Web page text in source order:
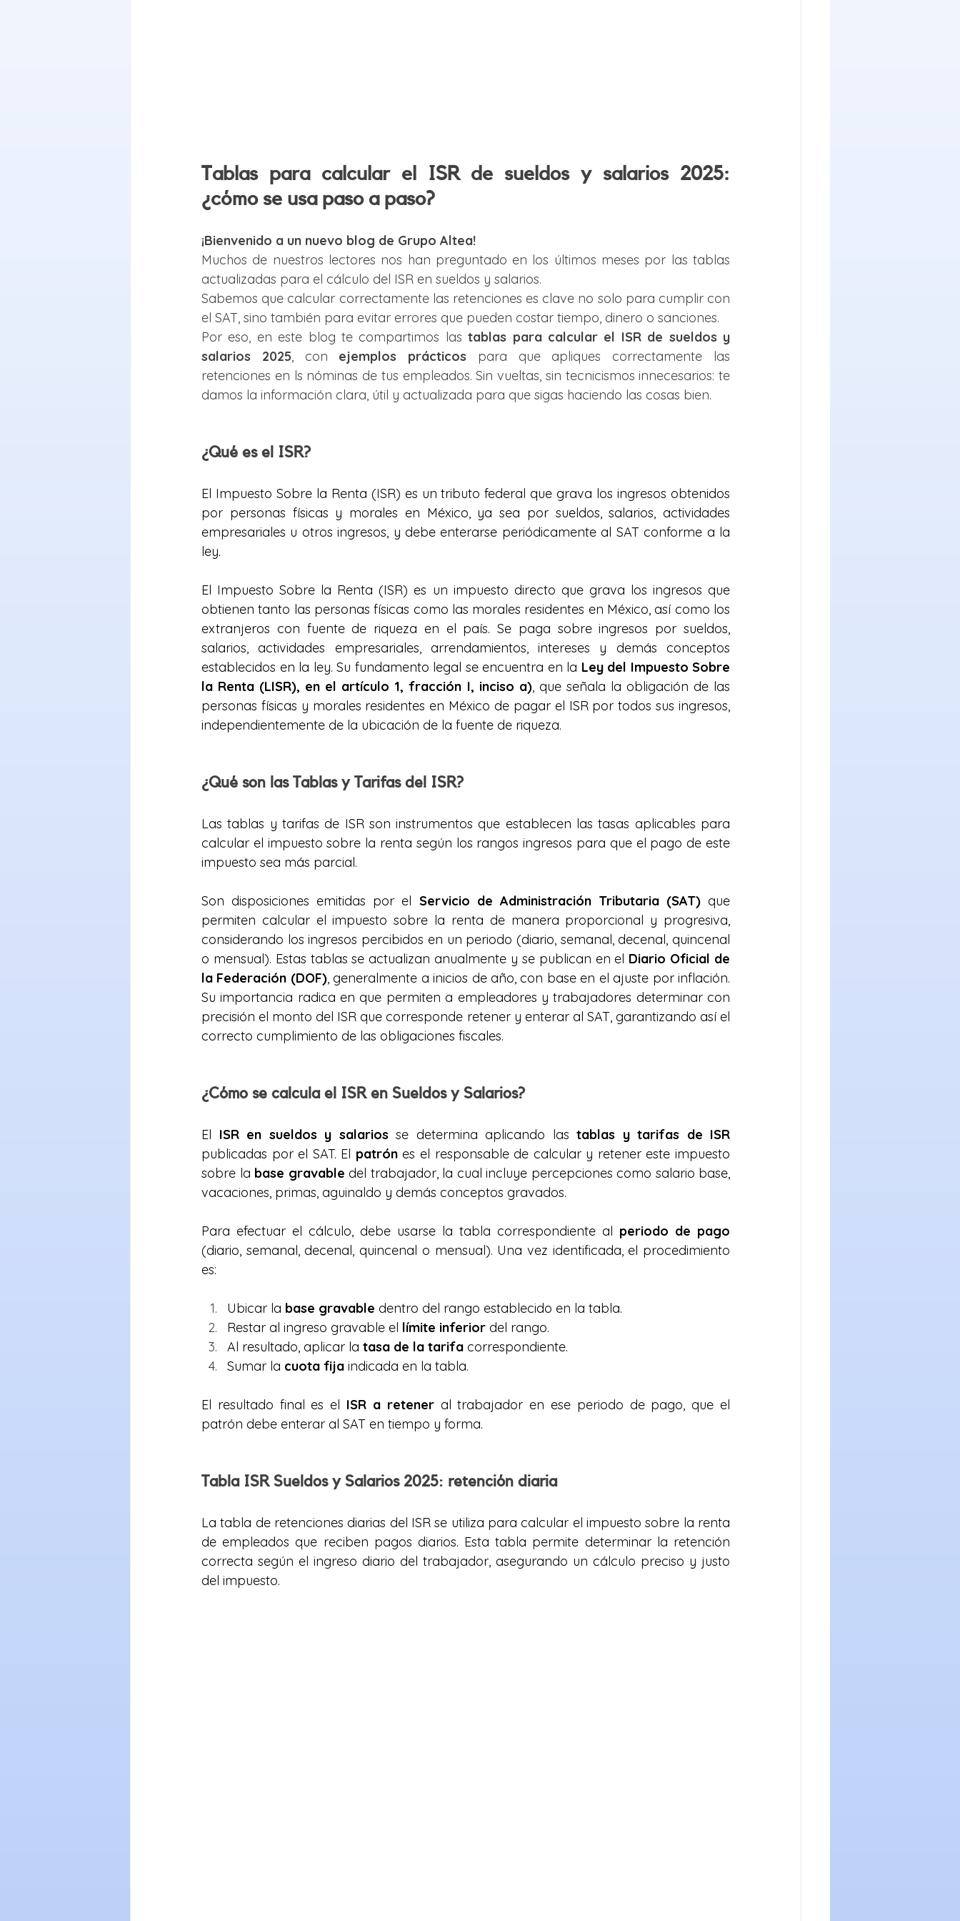
Tablas para calcular el ISR de sueldos y salarios 2025:
¿cómo se usa paso a paso?
¡Bienvenido a un nuevo blog de Grupo Altea!
Muchos de nuestros lectores nos han preguntado en los últimos meses por las tablas
actualizadas para el cálculo del ISR en sueldos y salarios.
Sabemos que calcular correctamente las retenciones es clave no solo para cumplir con
el SAT, sino también para evitar errores que pueden costar tiempo, dinero o sanciones.
Por eso, en este blog te compartimos las tablas para calcular el ISR de sueldos y
salarios 2025, con ejemplos prácticos para que apliques correctamente las
retenciones en ls nóminas de tus empleados. Sin vueltas, sin tecnicismos innecesarios: te
damos la información clara, útil y actualizada para que sigas haciendo las cosas bien.
¿Qué es el ISR?
El Impuesto Sobre la Renta (ISR) es un tributo federal que grava los ingresos obtenidos
por personas físicas y morales en México, ya sea por sueldos, salarios, actividades
empresariales u otros ingresos, y debe enterarse periódicamente al SAT conforme a la
ley.
El Impuesto Sobre la Renta (ISR) es un impuesto directo que grava los ingresos que
obtienen tanto las personas físicas como las morales residentes en México, así como los
extranjeros con fuente de riqueza en el país. Se paga sobre ingresos por sueldos,
salarios, actividades empresariales, arrendamientos, intereses y demás conceptos
establecidos en la ley. Su fundamento legal se encuentra en la Ley del Impuesto Sobre
la Renta (LISR), en el artículo 1, fracción I, inciso a), que señala la obligación de las
personas físicas y morales residentes en México de pagar el ISR por todos sus ingresos,
independientemente de la ubicación de la fuente de riqueza.
¿Qué son las Tablas y Tarifas del ISR?
Las tablas y tarifas de ISR son instrumentos que establecen las tasas aplicables para
calcular el impuesto sobre la renta según los rangos ingresos para que el pago de este
impuesto sea más parcial.
Son disposiciones emitidas por el Servicio de Administración Tributaria (SAT) que
permiten calcular el impuesto sobre la renta de manera proporcional y progresiva,
considerando los ingresos percibidos en un periodo (diario, semanal, decenal, quincenal
o mensual). Estas tablas se actualizan anualmente y se publican en el Diario Oficial de
la Federación (DOF), generalmente a inicios de año, con base en el ajuste por inflación.
Su importancia radica en que permiten a empleadores y trabajadores determinar con
precisión el monto del ISR que corresponde retener y enterar al SAT, garantizando así el
correcto cumplimiento de las obligaciones fiscales.
¿Cómo se calcula el ISR en Sueldos y Salarios?
El ISR en sueldos y salarios se determina aplicando las tablas y tarifas de ISR
publicadas por el SAT. El patrón es el responsable de calcular y retener este impuesto
sobre la base gravable del trabajador, la cual incluye percepciones como salario base,
vacaciones, primas, aguinaldo y demás conceptos gravados.
Para efectuar el cálculo, debe usarse la tabla correspondiente al periodo de pago
(diario, semanal, decenal, quincenal o mensual). Una vez identificada, el procedimiento
es:
Ubicar la base gravable dentro del rango establecido en la tabla.
Restar al ingreso gravable el límite inferior del rango.
Al resultado, aplicar la tasa de la tarifa correspondiente.
Sumar la cuota fija indicada en la tabla.
El resultado final es el ISR a retener al trabajador en ese periodo de pago, que el
patrón debe enterar al SAT en tiempo y forma.
Tabla ISR Sueldos y Salarios 2025: retención diaria
La tabla de retenciones diarias del ISR se utiliza para calcular el impuesto sobre la renta
de empleados que reciben pagos diarios. Esta tabla permite determinar la retención
correcta según el ingreso diario del trabajador, asegurando un cálculo preciso y justo
del impuesto.